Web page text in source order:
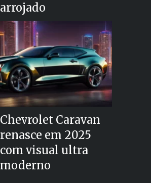
Chevrolet Caravan
renasce em 2025
com visual ultra
moderno
arrojado